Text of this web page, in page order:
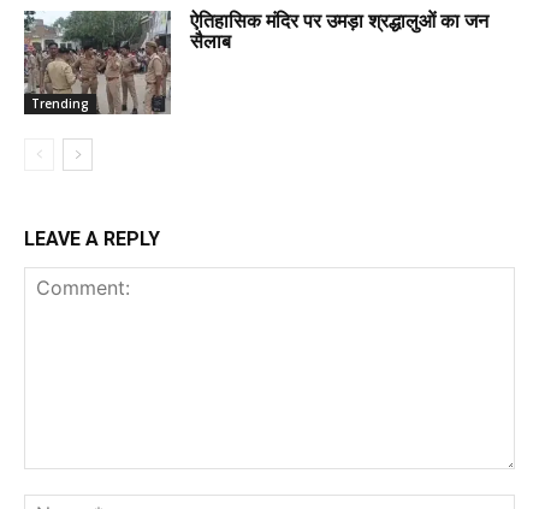
Trending
ऐतिहासिक मंदिर पर उमड़ा श्रद्धालुओं का जन
सैलाब
LEAVE A REPLY